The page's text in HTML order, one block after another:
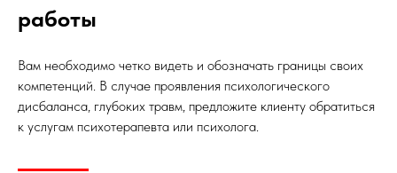
работы
Вам необходимо четко видеть и обозначать границы своих
компетенций. В случае проявления психологического
дисбаланса, глубоких травм, предложите клиенту обратиться
к услугам психотерапевта или психолога.